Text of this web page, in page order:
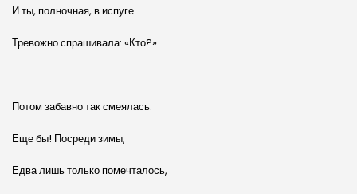
И ты, полночная, в испуге
Тревожно спрашивала: «Кто?»
Потом забавно так смеялась.
Еще бы! Посреди зимы,
Едва лишь только помечталось,